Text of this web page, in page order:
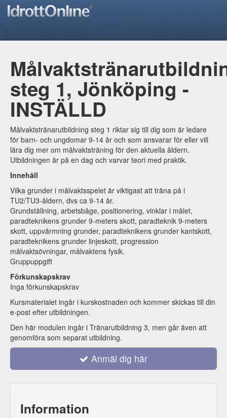
steg 1, Jönköping -
INSTÄLLD
Målvaktstränarutbildning steg 1 riktar sig till dig som är ledare
för barn- och ungdomar 9-14 år och som ansvarar för eller vill
lära dig mer om målvaktsträning för den aktuella åldern.
Utbildningen är på en dag och varvar teori med praktik.
Innehåll
Vilka grunder i målvaktsspelet är viktigast att träna på i
TU2/TU3-åldern, dvs ca 9-14 år.
Grundställning, arbetsbåge, positionering, vinklar i målet,
paradteknikens grunder 9-meters skott, paradteknik 9-meters
skott, uppvärmning grunder, paradteknikens grunder kantskott,
paradteknikens grunder linjeskott, progression
målvaktsövningar, målvaktens fysik.
Gruppuppgift
Förkunskapskrav
Inga förkunskapskrav
Kursmaterialet ingår i kurskostnaden och kommer skickas till din
e-post efter utbildningen.
Den här modulen ingår i Tränarutbildning 3, men går även att
genomföra som separat utbildning.
Anmäl dig här
Information